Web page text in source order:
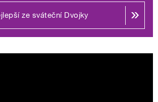
patří o Vánocích k tradičním pilířům
rozhlasu a letošní dramaturgie staví na
titulů a osvědčené klasiky.
ze sváteční Dvojky